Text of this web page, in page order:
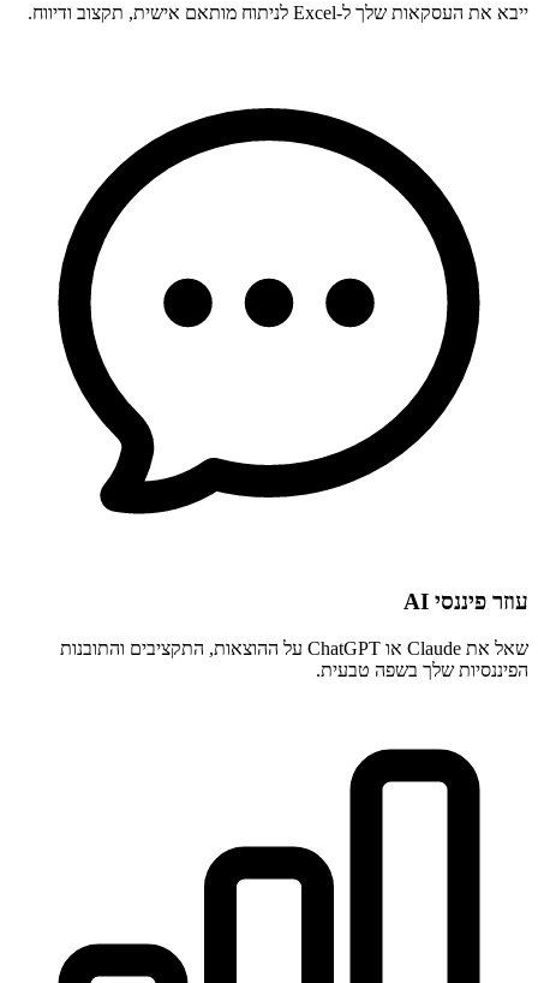
ייבא את העסקאות שלך ל-Excel לניתוח מותאם אישית, תקצוב ודיווח.
עוזר פיננסי AI
שאל את Claude או ChatGPT על ההוצאות, התקציבים והתובנות
הפיננסיות שלך בשפה טבעית.